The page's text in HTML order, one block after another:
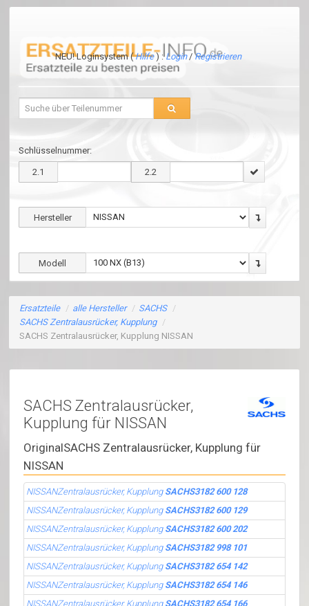
NEU! Loginsystem (Hilfe) :Login /Registrieren
Schlüsselnummer:
2.1 2.2
Hersteller
Modell
Ersatzteile / alle Hersteller / SACHS /
SACHS Zentralausrücker, Kupplung /
SACHS Zentralausrücker, Kupplung NISSAN
SACHS Zentralausrücker,
Kupplung für NISSAN
OriginalSACHS Zentralausrücker, Kupplung für
NISSAN
NISSANZentralausrücker, Kupplung SACHS3182 600 128
NISSANZentralausrücker, Kupplung SACHS3182 600 129
NISSANZentralausrücker, Kupplung SACHS3182 600 202
NISSANZentralausrücker, Kupplung SACHS3182 998 101
NISSANZentralausrücker, Kupplung SACHS3182 654 142
NISSANZentralausrücker, Kupplung SACHS3182 654 146
NISSANZentralausrücker, Kupplung SACHS3182 654 166